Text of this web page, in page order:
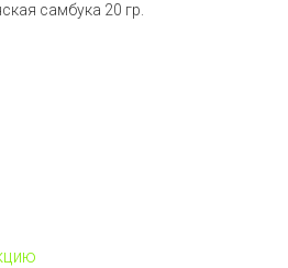
самбука 20 гр.